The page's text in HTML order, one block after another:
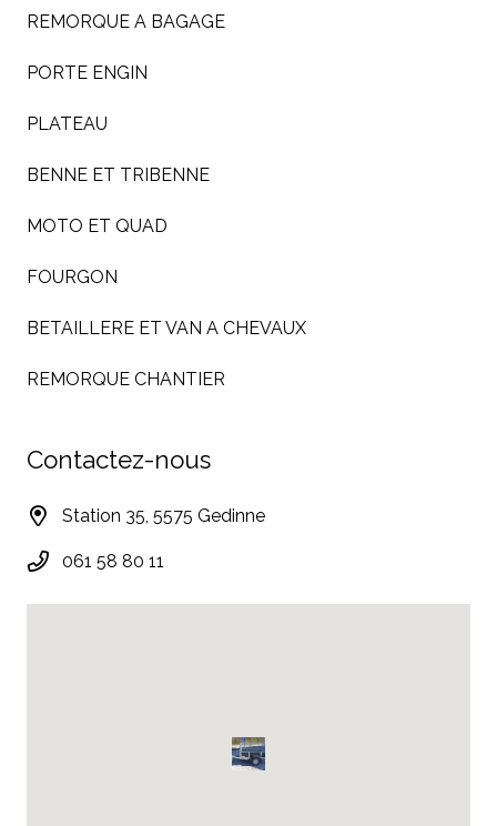
REMORQUE A BAGAGE
PORTE ENGIN
PLATEAU
BENNE ET TRIBENNE
MOTO ET QUAD
FOURGON
BETAILLERE ET VAN A CHEVAUX
REMORQUE CHANTIER
Contactez-nous
Station 35, 5575 Gedinne
061 58 80 11